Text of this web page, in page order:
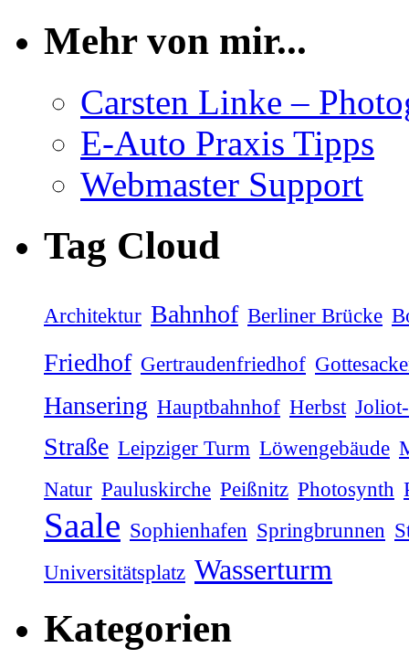
Mehr von mir...
Carsten Linke –
E-Auto Praxis Tipps
Webmaster Support
Tag Cloud
Architektur Bahnhof Berliner Brücke
Friedhof Gertraudenfriedhof
Hansering Hauptbahnhof Herbst
Straße Leipziger Turm Löwengebäude
Natur Pauluskirche Peißnitz Photosynth
Saale Sophienhafen Springbrunnen
Universitätsplatz Wasserturm
Kategorien